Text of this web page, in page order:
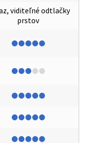
viditeľné odtlačky
prstov